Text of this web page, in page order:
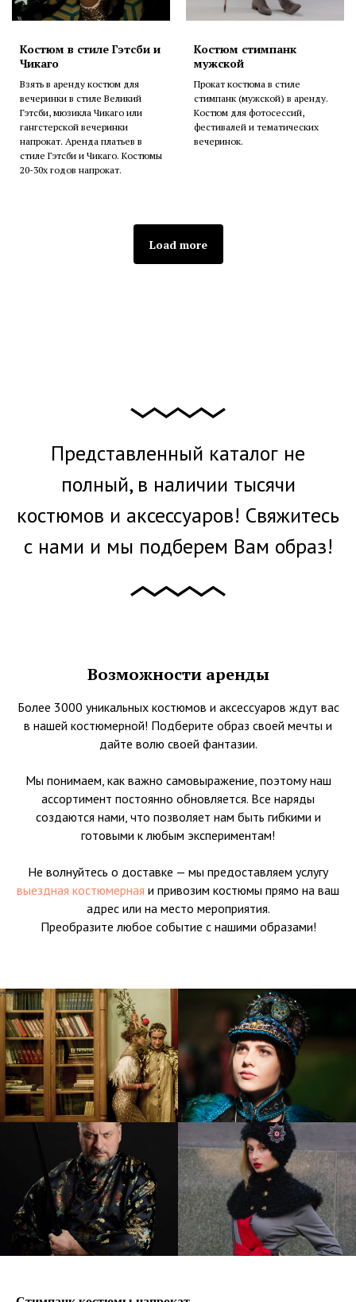
Костюм в стиле Гэтсби и
Чикаго
Взять в аренду костюм для
вечеринки в стиле Великий
Гэтсби, мюзикла Чикаго или
гангстерской вечеринки
напрокат. Аренда платьев в
стиле Гэтсби и Чикаго. Костюмы
20-30х годов напрокат.
Костюм стимпанк
мужской
Прокат костюма в стиле
стимпанк (мужской) в аренду.
Костюм для фотосессий,
фестивалей и тематических
вечеринок.
Load more
Представленный каталог не
полный, в наличии тысячи
костюмов и аксессуаров! Свяжитесь
с нами и мы подберем Вам образ!
Возможности аренды
Более 3000 уникальных костюмов и аксессуаров ждут вас
в нашей костюмерной! Подберите образ своей мечты и
дайте волю своей фантазии.
Мы понимаем, как важно самовыражение, поэтому наш
ассортимент постоянно обновляется. Все наряды
создаются нами, что позволяет нам быть гибкими и
готовыми к любым экспериментам!
Не волнуйтесь о доставке — мы предоставляем услугу
выездная костюмерная и привозим костюмы прямо на ваш
адрес или на место мероприятия.
Преобразите любое событие с нашими образами!